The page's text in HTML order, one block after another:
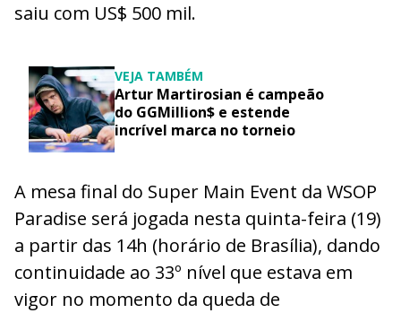
saiu com US$ 500 mil.
VEJA TAMBÉM
Artur Martirosian é campeão
do GGMillion$ e estende
incrível marca no torneio
A mesa final do Super Main Event da WSOP
Paradise será jogada nesta quinta-feira (19)
a partir das 14h (horário de Brasília), dando
continuidade ao 33º nível que estava em
vigor no momento da queda de